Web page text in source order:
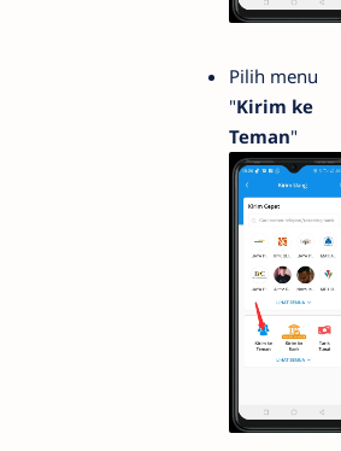
Pilih menu
"Kirim ke
Teman"